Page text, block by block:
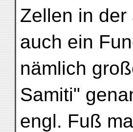
Zellen in
auch ein
nämlich
Samiti"
engl. Fuß